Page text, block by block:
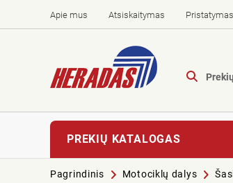
Apie mus Atsiskaitymas Pristatymas
PREKIŲ KATALOGAS
Pagrindinis Motociklų dalys